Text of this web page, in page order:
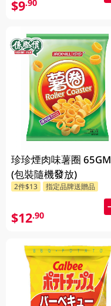
$9.90
珍珍煙肉味薯圈 65GM
(包裝隨機發放)
2件$13 指定品牌送贈品
$12.90